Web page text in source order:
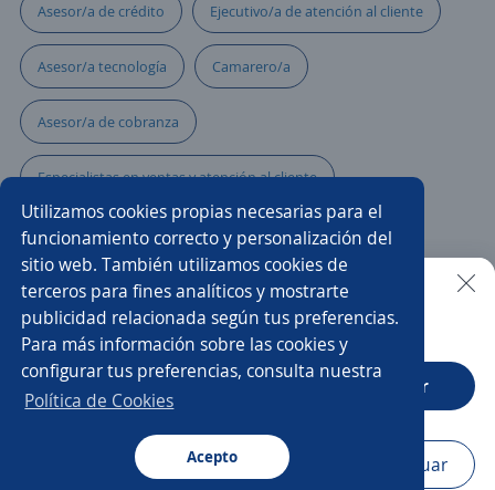
Asesor/a de crédito Ejecutivo/a de atención al cliente
Asesor/a tecnología Camarero/a
Asesor/a de cobranza
Especialistas en ventas y atención al cliente
Supervisor/a de ventas Multifuncionales
Cajero estacionamiento Promotor/a mayoreo
Promotor de tarjetas Restaurantes
Ejecutivo/a comercial
Asesor/a comercial punto de venta
Buscar es más fácil en la app
CT App Abrir
Navegador Continuar
Utilizamos cookies propias necesarias para el
funcionamiento correcto y personalización del
sitio web. También utilizamos cookies de
terceros para fines analíticos y mostrarte
publicidad relacionada según tus preferencias.
Para más información sobre las cookies y
configurar tus preferencias, consulta nuestra
Política de Cookies
Acepto